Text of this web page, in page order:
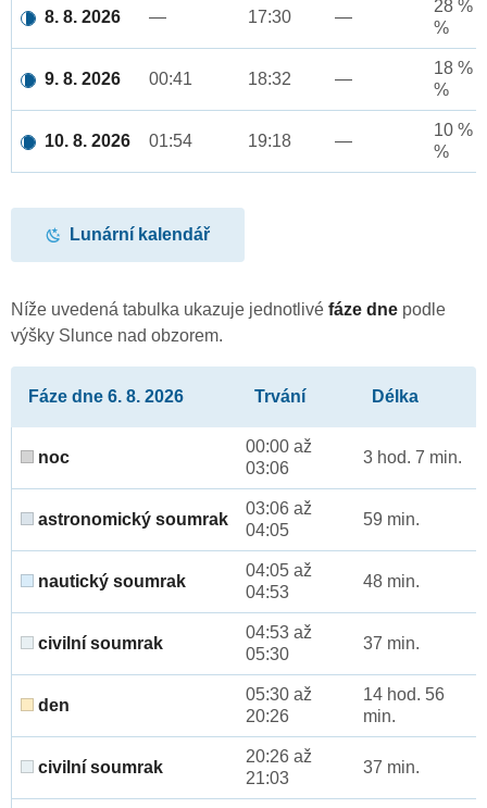
8. 8. 2026 — 17:30 —
28 %
%
9. 8. 2026 00:41 18:32 —
18 %
%
10. 8. 2026 01:54 19:18 —
10 %
%
Lunární kalendář
Níže uvedená tabulka ukazuje jednotlivé fáze dne podle
výšky Slunce nad obzorem.
Fáze dne 6. 8. 2026 Trvání Délka
noc
00:00 až
03:06
3 hod. 7 min.
astronomický soumrak
03:06 až
04:05
59 min.
nautický soumrak
04:05 až
04:53
48 min.
civilní soumrak
04:53 až
05:30
37 min.
den
05:30 až
20:26
14 hod. 56
min.
civilní soumrak
20:26 až
21:03
37 min.